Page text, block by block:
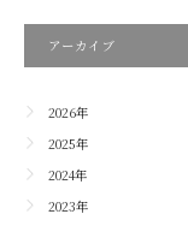
アーカイブ
2026年
2025年
2024年
2023年